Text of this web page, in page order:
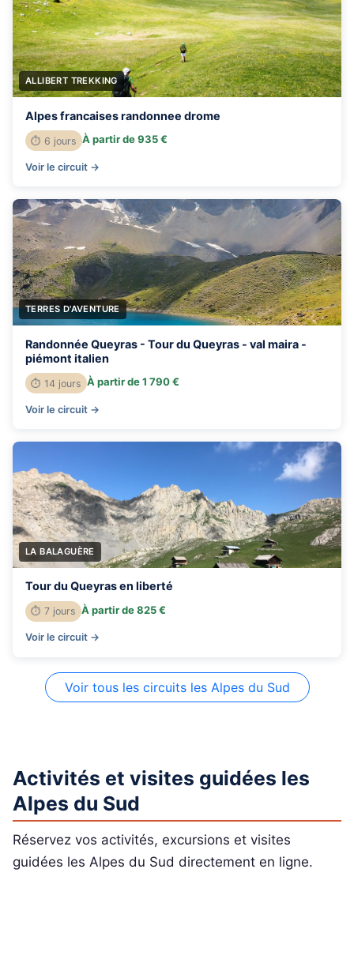
ALLIBERT TREKKING
Alpes francaises randonnee drome
⏱ 6 jours À partir de 935 €
Voir le circuit →
TERRES D'AVENTURE
Randonnée Queyras - Tour du Queyras - val maira -
piémont italien
⏱ 14 jours À partir de 1 790 €
Voir le circuit →
LA BALAGUÈRE
Tour du Queyras en liberté
⏱ 7 jours À partir de 825 €
Voir le circuit →
Voir tous les circuits les Alpes du Sud
Activités et visites guidées les
Alpes du Sud
Réservez vos activités, excursions et visites
guidées les Alpes du Sud directement en ligne.